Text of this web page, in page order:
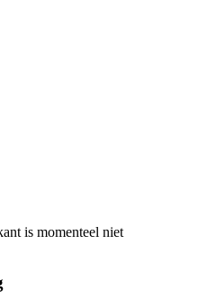
is momenteel niet